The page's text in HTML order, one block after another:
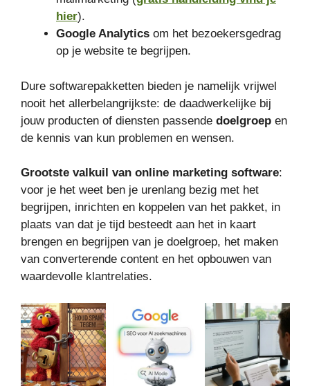
hier).
Google Analytics om het bezoekersgedrag
op je website te begrijpen.
Dure softwarepakketten bieden je namelijk vrijwel
nooit het allerbelangrijkste: de daadwerkelijke bij
jouw producten of diensten passende doelgroep en
de kennis van kun problemen en wensen.
Grootste valkuil van online marketing software:
voor je het weet ben je urenlang bezig met het
begrijpen, inrichten en koppelen van het pakket, in
plaats van dat je tijd besteedt aan het in kaart
brengen en begrijpen van je doelgroep, het maken
van converterende content en het opbouwen van
waardevolle klantrelaties.